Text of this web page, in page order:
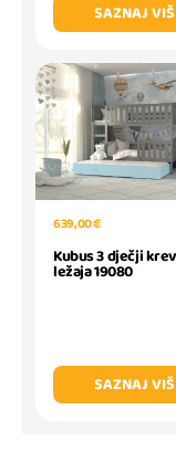
SAZNAJ
639,00 €
Kubus 3 dječji
ležaja 19080
SAZNAJ